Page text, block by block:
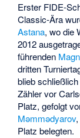
Erster FIDE-
Classic-Ära
Astana, wo die
2012
führenden
dritten
blieb
Zähler vor
Platz, gefolgt
Məmmədyarov
Platz belegten.